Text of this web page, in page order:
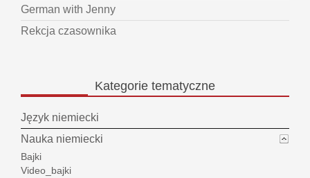
German with Jenny
Rekcja czasownika
Kategorie tematyczne
Język niemiecki
Nauka niemiecki
Bajki
Video_bajki